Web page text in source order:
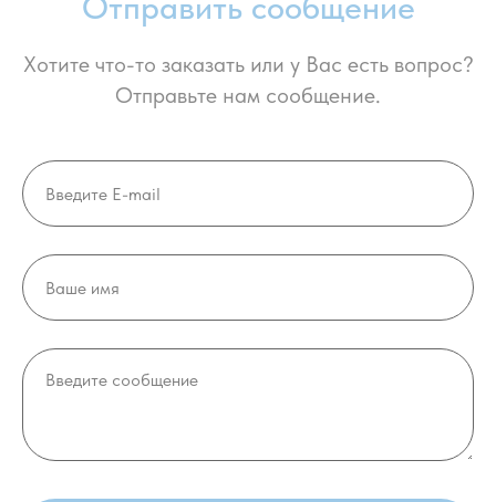
Хотите что-то заказать или у Вас есть вопрос?
Отправьте нам сообщение.